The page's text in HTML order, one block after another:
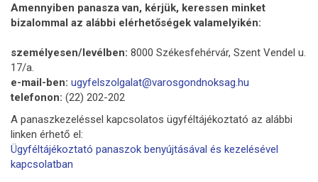
Amennyiben panasza van, kérjük, keressen minket
bizalommal az alábbi elérhetőségek valamelyikén:
személyesen/levélben: 8000 Székesfehérvár, Szent Vendel u.
17/a.
e-mail-ben: ugyfelszolgalat@varosgondnoksag.hu
telefonon: (22) 202-202
A panaszkezeléssel kapcsolatos ügyféltájékoztató az alábbi
linken érhető el:
Ügyféltájékoztató panaszok benyújtásával és kezelésével
kapcsolatban